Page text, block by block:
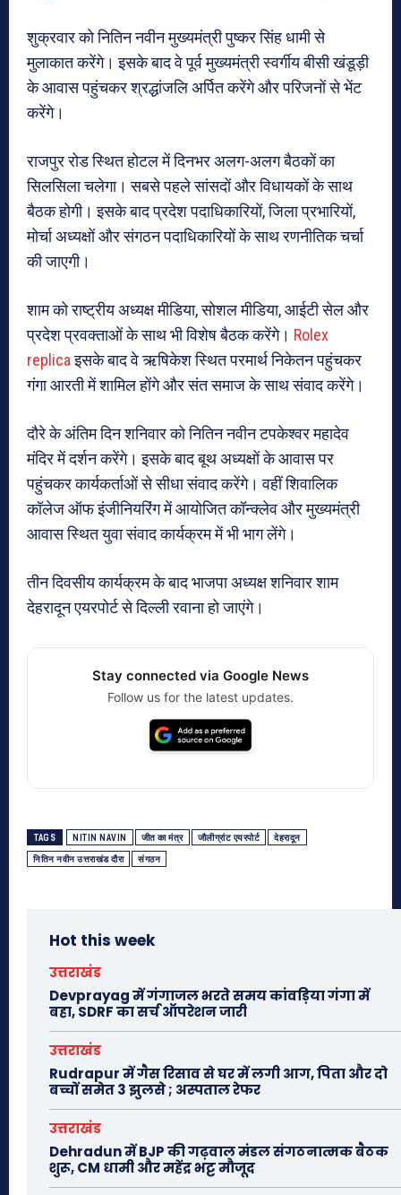
शुक्रवार को नितिन नवीन मुख्यमंत्री पुष्कर सिंह धामी से
मुलाकात करेंगे। इसके बाद वे पूर्व मुख्यमंत्री स्वर्गीय बीसी खंडूड़ी
के आवास पहुंचकर श्रद्धांजलि अर्पित करेंगे और परिजनों से भेंट
करेंगे।
राजपुर रोड स्थित होटल में दिनभर अलग-अलग बैठकों का
सिलसिला चलेगा। सबसे पहले सांसदों और विधायकों के साथ
बैठक होगी। इसके बाद प्रदेश पदाधिकारियों, जिला प्रभारियों,
मोर्चा अध्यक्षों और संगठन पदाधिकारियों के साथ रणनीतिक चर्चा
की जाएगी।
शाम को राष्ट्रीय अध्यक्ष मीडिया, सोशल मीडिया, आईटी सेल और
प्रदेश प्रवक्ताओं के साथ भी विशेष बैठक करेंगे। Rolex
replicaइसके बाद वे ऋषिकेश स्थित परमार्थ निकेतन पहुंचकर
गंगा आरती में शामिल होंगे और संत समाज के साथ संवाद करेंगे।
दौरे के अंतिम दिन शनिवार को नितिन नवीन टपकेश्वर महादेव
मंदिर में दर्शन करेंगे। इसके बाद बूथ अध्यक्षों के आवास पर
पहुंचकर कार्यकर्ताओं से सीधा संवाद करेंगे। वहीं शिवालिक
कॉलेज ऑफ इंजीनियरिंग में आयोजित कॉन्क्लेव और मुख्यमंत्री
आवास स्थित युवा संवाद कार्यक्रम में भी भाग लेंगे।
तीन दिवसीय कार्यक्रम के बाद भाजपा अध्यक्ष शनिवार शाम
देहरादून एयरपोर्ट से दिल्ली रवाना हो जाएंगे।
Stay connected via Google News
Follow us for the latest updates.
TAGS NITIN NAVIN जीत का मंत्र जौलीग्रांट एयरपोर्ट देहरादून
नितिन नवीन उत्तराखंड दौरा संगठन
Hot this week
उत्तराखंड
Devprayag में गंगाजल भरते समय कांवड़िया गंगा में
बहा, SDRF का सर्च ऑपरेशन जारी
उत्तराखंड
Rudrapur में गैस रिसाव से घर में लगी आग, पिता और दो
बच्चों समेत 3 झुलसे ; अस्पताल रेफर
उत्तराखंड
Dehradun में BJP की गढ़वाल मंडल संगठनात्मक बैठक
शुरू, CM धामी और महेंद्र भट्ट मौजूद